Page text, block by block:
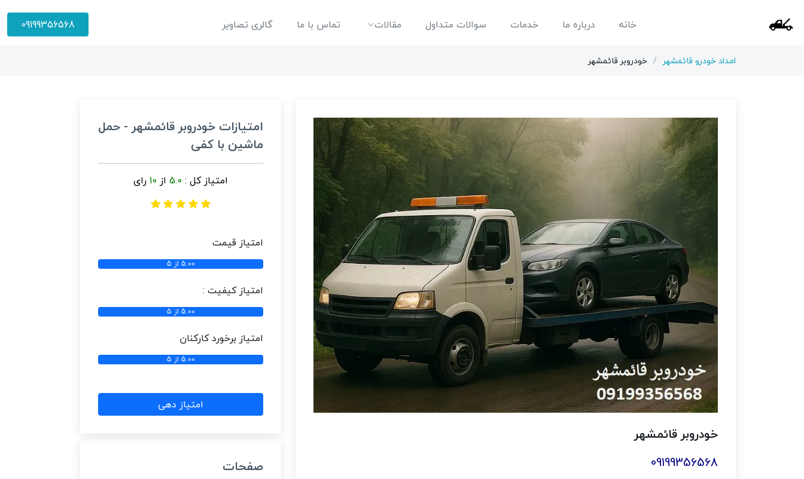
خانه درباره ما خدمات سوالات متداول مقالات تماس با ما گالری تصاویر 09199356568
امداد خودرو قائمشهر خودروبر قائمشهر
خودروبر قائمشهر
09199356568
امتیازات خودروبر قائمشهر - حمل
ماشین با کفی
امتیاز کل : 5.0 از 10رای
امتیاز قیمت
5.00 از 5
امتیاز کیفیت :
5.00 از 5
امتیاز برخورد کارکنان
5.00 از 5
امتیاز دهی
صفحات